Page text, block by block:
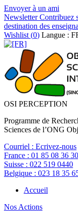
Envoyer à un ami
NewsletterContribuez
destination des
Wishlist (0) Langue :
OSI PERCEPTION
Programme de
Sciences de l’ONG
Courriel : Ecrivez-nous
France : 01 85 08 36 30
Suisse : 022 519 0440
Belgique : 023 18 35
Accueil
Nos Actions